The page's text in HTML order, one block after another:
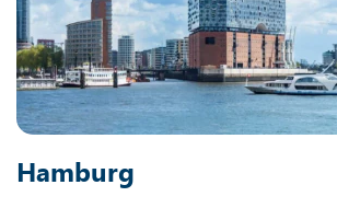
Hamburg